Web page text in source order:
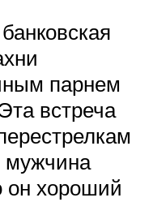
парнем
встреча
мужчина
он хороший